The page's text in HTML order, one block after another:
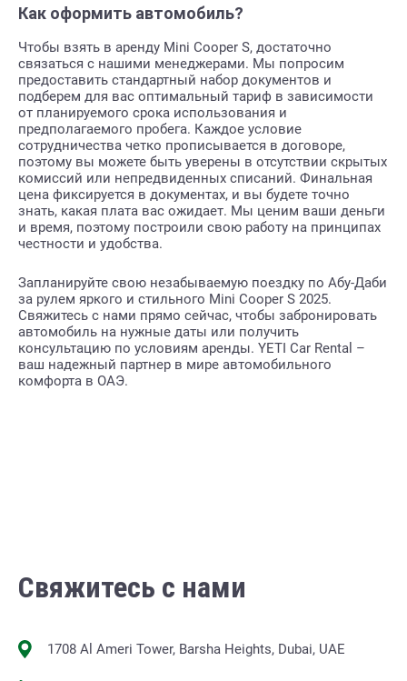
Как оформить автомобиль?
Чтобы взять в аренду Mini Cooper S, достаточно
связаться с нашими менеджерами. Мы попросим
предоставить стандартный набор документов и
подберем для вас оптимальный тариф в зависимости
от планируемого срока использования и
предполагаемого пробега. Каждое условие
сотрудничества четко прописывается в договоре,
поэтому вы можете быть уверены в отсутствии скрытых
комиссий или непредвиденных списаний. Финальная
цена фиксируется в документах, и вы будете точно
знать, какая плата вас ожидает. Мы ценим ваши деньги
и время, поэтому построили свою работу на принципах
честности и удобства.
Запланируйте свою незабываемую поездку по Абу-Даби
за рулем яркого и стильного Mini Cooper S 2025.
Свяжитесь с нами прямо сейчас, чтобы забронировать
автомобиль на нужные даты или получить
консультацию по условиям аренды. YETI Car Rental –
ваш надежный партнер в мире автомобильного
комфорта в ОАЭ.
Свяжитесь с нами
1708 Al Ameri Tower, Barsha Heights, Dubai, UAE